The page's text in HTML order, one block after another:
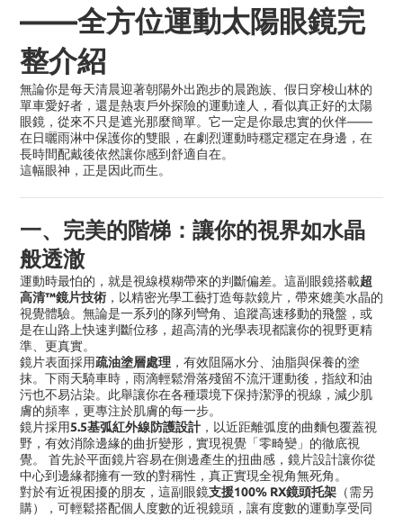
——全方位運動太陽眼鏡完
整介紹
無論你是每天清晨迎著朝陽外出跑步的晨跑族、假日穿梭山林的
單車愛好者，還是熱衷戶外探險的運動達人，看似真正好的太陽
眼鏡，從來不只是遮光那麼簡單。它一定是你最忠實的伙伴——
在日曬雨淋中保護你的雙眼，在劇烈運動時穩定穩定在身邊，在
長時間配戴後依然讓你感到舒適自在。
這幅眼神，正是因此而生。
一、完美的階梯：讓你的視界如水晶
般透澈
運動時最怕的，就是視線模糊帶來的判斷偏差。這副眼鏡搭載超
高清™鏡片技術 ，以精密光學工藝打造每款鏡片，帶來媲美水晶的
視覺體驗。無論是一系列的隊列彎角、追蹤高速移動的飛盤，或
是在山路上快速判斷位移，超高清的光學表現都讓你的視野更精
準、更真實。
鏡片表面採用疏油塗層處理 ，有效阻隔水分、油脂與保養的塗
抹。下雨天騎車時，雨滴輕鬆滑落殘留不流汗運動後，指紋和油
污也不易沾染。此舉讓你在各種環境下保持潔淨的視線，減少肌
膚的頻率，更專注於肌膚的每一步。
鏡片採用5.5基弧紅外線防護設計 ，以近距離弧度的曲麵包覆蓋視
野，有效消除邊緣的曲折變形，實現視覺「零畸變」的徹底視
覺。 首先於平面鏡片容易在側邊產生的扭曲感，鏡片設計讓你從
中心到邊緣都擁有一致的對稱性，真正實現全視角無死角。
對於有近視困擾的朋友，這副眼鏡支援100% RX鏡頭托架 （需另
購），可輕鬆搭配個人度數的近視鏡頭，讓有度數的運動享受同